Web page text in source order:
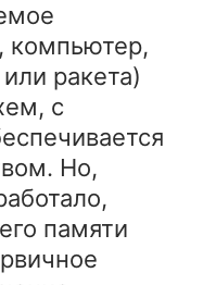
компьютер,
ракета)
с
Но,
памяти